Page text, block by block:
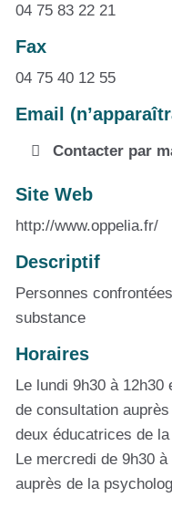
04 75 83 22 21
Fax
04 75 40 12 55
Email
Contacter par
Site Web
http://www.oppelia.fr/
Descriptif
Personnes
substance
Horaires
Le lundi 9h30 à 12h30
de consultation
deux éducatrices de
Le mercredi de 9h30
auprès de la